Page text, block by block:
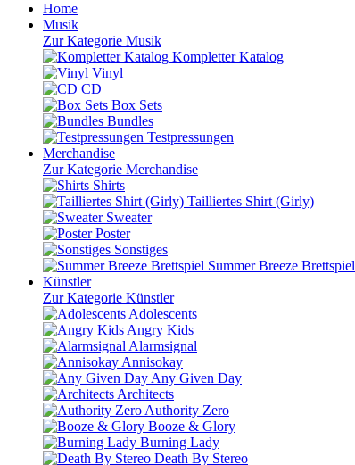
Home
Musik
Zur Kategorie Musik
Kompletter Katalog
Vinyl
CD
Box Sets
Bundles
Testpressungen
Merchandise
Zur Kategorie Merchandise
Shirts
Tailliertes Shirt (Girly)
Sweater
Poster
Sonstiges
Summer Breeze Brettspiel
Künstler
Zur Kategorie Künstler
Adolescents
Angry Kids
Alarmsignal
Annisokay
Any Given Day
Architects
Authority Zero
Booze & Glory
Burning Lady
Death By Stereo